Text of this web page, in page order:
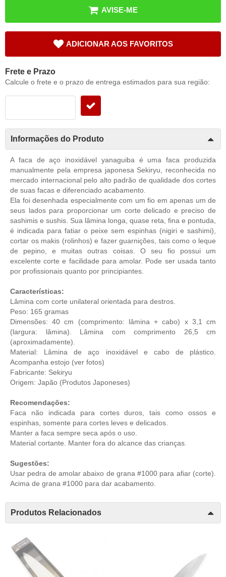
AVISE-ME
ADICIONAR AOS FAVORITOS
Frete e Prazo
Calcule o frete e o prazo de entrega estimados para sua região:
Informações do Produto
A faca de aço inoxidável yanaguiba é uma faca produzida
manualmente pela empresa japonesa Sekiryu, reconhecida no
mercado internacional pelo alto padrão de qualidade dos cortes
de suas facas e diferenciado acabamento.
Ela foi desenhada especialmente com um fio em apenas um de
seus lados para proporcionar um corte delicado e preciso de
sashimis e sushis. Sua lâmina longa, quase reta, fina e pontuda,
é indicada para fatiar o peixe sem espinhas (nigiri e sashimi),
cortar os makis (rolinhos) e fazer guarnições, tais como o leque
de pepino, e muitas outras coisas. O seu fio possui um
excelente corte e facilidade para amolar. Pode ser usada tanto
por profissionais quanto por principiantes.
Características:
Lâmina com corte unilateral orientada para destros.
Peso: 165 gramas
Dimensões: 40 cm (comprimento: lâmina + cabo) x 3,1 cm
(largura: lâmina). Lâmina com comprimento 26,5 cm
(aproximadamente).
Material: Lâmina de aço inoxidável e cabo de plástico.
Acompanha estojo (ver fotos)
Fabricante: Sekiryu
Origem: Japão (Produtos Japoneses)
Recomendações:
Faca não indicada para cortes duros, tais como ossos e
espinhas, somente para cortes leves e delicados.
Manter a faca sempre seca após o uso.
Material cortante. Manter fora do alcance das crianças.
Sugestões:
Usar pedra de amolar abaixo de grana #1000 para afiar (corte).
Acima de grana #1000 para dar acabamento.
Produtos Relacionados